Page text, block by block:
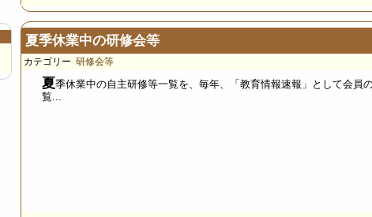
夏季休業中の研修会等
カテゴリー 研修会等
夏季休業中の自主研修等一覧を、毎年、「教育情報速報」として会
覧...